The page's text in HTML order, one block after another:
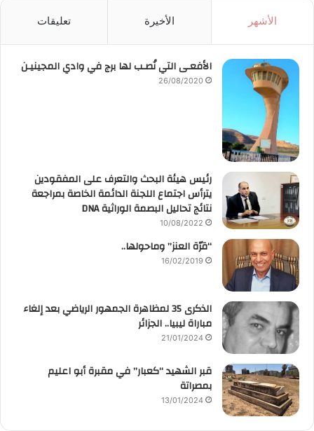
الأشهر الأخيرة تعليقات
الأفعـى التي نُصـب لها برج في وادي المجينيـن
26/08/2020
رئيس هيئة البحث والتعرف على المفقودين
يترأس اجتماع اللجنة الدائمة الخاصة بمراجعة
نتائج تحاليل البصمة الوراثية DNA
10/08/2022
“قرّة العنز” وماحولها..
16/02/2019
الذكرى 35 لمظاهرة الجمهور الرياضي بعد إلغاء
مباراة ليبيا.. الجزائر
21/01/2024
قبر الشهيد “كعبار” في مقبرة أبو اعليم
بمصراتة
13/01/2024